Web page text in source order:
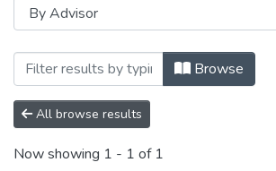
Browsing Trabajos Finales
Browse
All browse results
Now showing 1 - 1 of 1